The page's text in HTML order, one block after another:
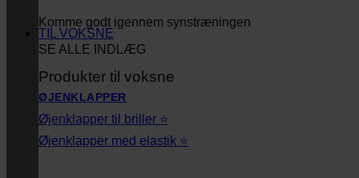
Komme godt igennem synstræningen
SE ALLE INDLÆG
TIL VOKSNE
Produkter til voksne
ØJENKLAPPER
Øjenklapper til briller ⭐
Øjenklapper med elastik ⭐